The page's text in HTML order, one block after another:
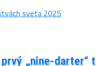
„nine-